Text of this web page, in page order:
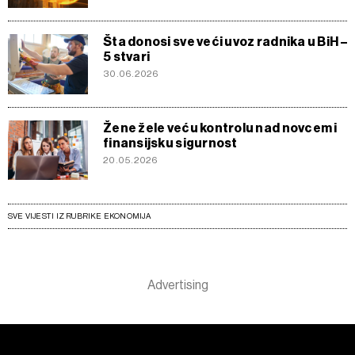
Šta donosi sve veći uvoz radnika u BiH –
5 stvari
30.06.2026
Žene žele veću kontrolu nad novcem i
finansijsku sigurnost
20.05.2026
SVE VIJESTI IZ RUBRIKE EKONOMIJA